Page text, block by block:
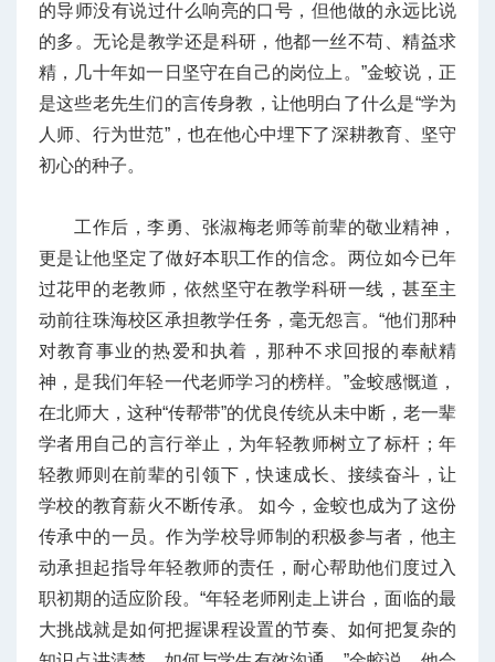
的导师没有说过什么响亮的口号，但他做的永远比说
的多。无论是教学还是科研，他都一丝不苟、精益求
精，几十年如一日坚守在自己的岗位上。”金蛟说，正
是这些老先生们的言传身教，让他明白了什么是“学为
人师、行为世范”，也在他心中埋下了深耕教育、坚守
初心的种子。
工作后，李勇、张淑梅老师等前辈的敬业精神，
更是让他坚定了做好本职工作的信念。两位如今已年
过花甲的老教师，依然坚守在教学科研一线，甚至主
动前往珠海校区承担教学任务，毫无怨言。“他们那种
对教育事业的热爱和执着，那种不求回报的奉献精
神，是我们年轻一代老师学习的榜样。”金蛟感慨道，
在北师大，这种“传帮带”的优良传统从未中断，老一辈
学者用自己的言行举止，为年轻教师树立了标杆；年
轻教师则在前辈的引领下，快速成长、接续奋斗，让
学校的教育薪火不断传承。 如今，金蛟也成为了这份
传承中的一员。作为学校导师制的积极参与者，他主
动承担起指导年轻教师的责任，耐心帮助他们度过入
职初期的适应阶段。“年轻老师刚走上讲台，面临的最
大挑战就是如何把握课程设置的节奏、如何把复杂的